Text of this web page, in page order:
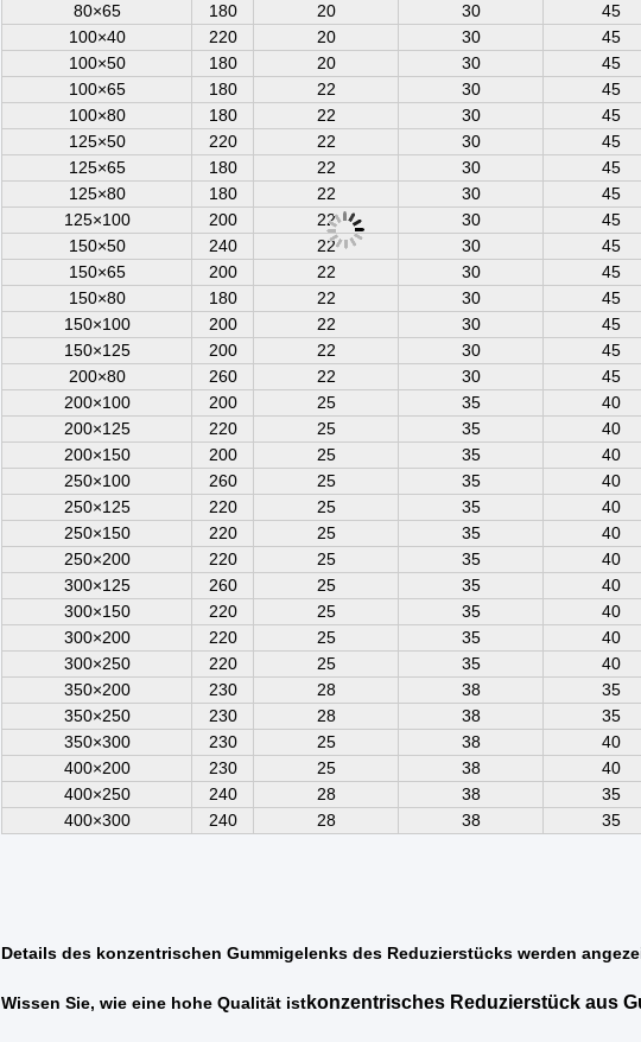
80×65
180 20 30 45
100×40
220 20 30 45
100×50
180 20 30 45
100×65
180 22 30 45
100×80
180 22 30 45
125×50
220 22 30 45
125×65
180 22 30 45
125×80
180 22 30 45
125×100
200 22 30 45
150×50
240 22 30 45
150×65
200 22 30 45
150×80
180 22 30 45
150×100
200 22 30 45
150×125
200 22 30 45
200×80
260 22 30 45
200×100
200 25 35 40
200×125
220 25 35 40
200×150
200 25 35 40
250×100
260 25 35 40
250×125
220 25 35 40
250×150
220 25 35 40
250×200
220 25 35 40
300×125
260 25 35 40
300×150
220 25 35 40
300×200
220 25 35 40
300×250
220 25 35 40
350×200
230 28 38 35
350×250
230 28 38 35
350×300
230 25 38 40
400×200
230 25 38 40
400×250
240 28 38 35
400×300
240 28 38 35
Details des konzentrischen Gummigelenks des Reduzierstücks werden
Wissen Sie, wie eine hohe Qualität istkonzentrisches Reduzierstück aus